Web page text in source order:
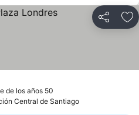
Compartir
de los años 50
Central de Santiago